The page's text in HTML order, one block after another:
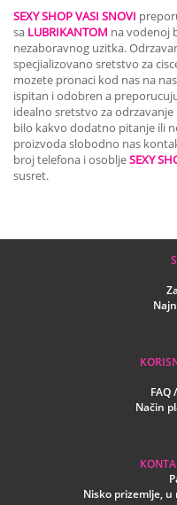
SEXY SHOP VASI SNOVI
sa LUBRIKANTOM na vodenoj
nezaboravnog uzitka.
specjializovano sretstvo za
mozete pronaci kod nas na
ispitan i odobren a
idealno sretstvo za
bilo kakvo dodatno pitanje ili
proizvoda slobodno nas
broj telefona i osobljeSEXY
susret.
FAQ
Način
Nisko prizemlje,